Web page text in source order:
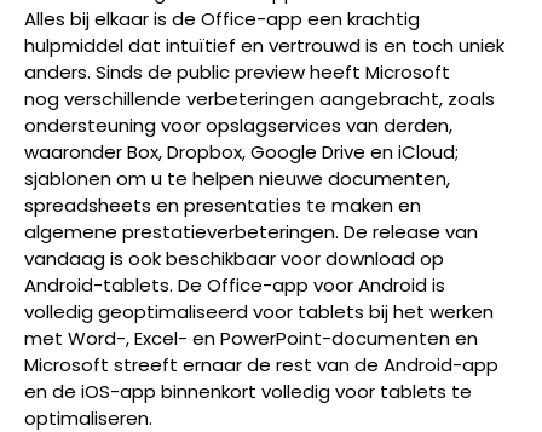
Alles bij elkaar is de Office-app een krachtig
hulpmiddel dat intuïtief en vertrouwd is en toch uniek
anders. Sinds de public preview heeft Microsoft
nog verschillende verbeteringen aangebracht, zoals
ondersteuning voor opslagservices van derden,
waaronder Box, Dropbox, Google Drive en iCloud;
sjablonen om u te helpen nieuwe documenten,
spreadsheets en presentaties te maken en
algemene prestatieverbeteringen. De release van
vandaag is ook beschikbaar voor download op
Android-tablets. De Office-app voor Android is
volledig geoptimaliseerd voor tablets bij het werken
met Word-, Excel- en PowerPoint-documenten en
Microsoft streeft ernaar de rest van de Android-app
en de iOS-app binnenkort volledig voor tablets te
optimaliseren.